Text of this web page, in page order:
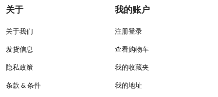
关于
关于我们
发货信息
隐私政策
条款 & 条件
我的账户
注册登录
查看购物车
我的收藏夹
我的地址